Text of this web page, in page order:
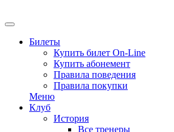
Билеты
Купить билет On-Line
Купить абонемент
Правила поведения
Правила покупки
Меню
Клуб
История
Все тренеры